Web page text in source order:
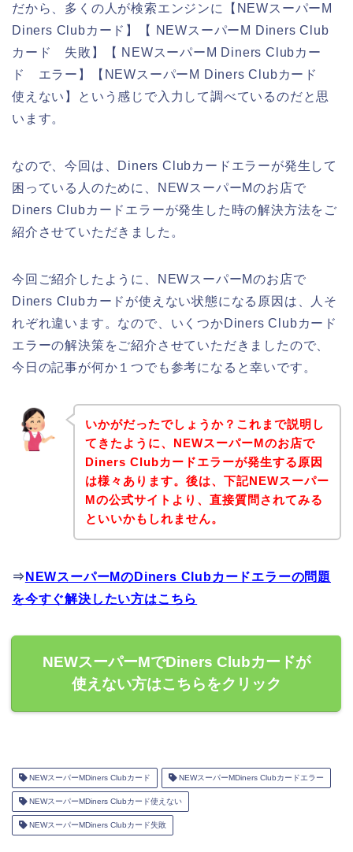
だから、多くの人が検索エンジンに【NEWスーパーM
Diners Clubカード】【 NEWスーパーM Diners Club
カード 失敗】【 NEWスーパーM Diners Clubカー
ド エラー】【NEWスーパーM Diners Clubカード
使えない】という感じで入力して調べているのだと思
います。
なので、今回は、Diners Clubカードエラーが発生して
困っている人のために、NEWスーパーMのお店で
Diners Clubカードエラーが発生した時の解決方法をご
紹介させていただきました。
今回ご紹介したように、NEWスーパーMのお店で
Diners Clubカードが使えない状態になる原因は、人そ
れぞれ違います。なので、いくつかDiners Clubカード
エラーの解決策をご紹介させていただきましたので、
今日の記事が何か１つでも参考になると幸いです。
いかがだったでしょうか？これまで説明し
てきたように、NEWスーパーMのお店で
Diners Clubカードエラーが発生する原因
は様々あります。後は、下記NEWスーパー
Mの公式サイトより、直接質問されてみる
といいかもしれません。
⇒ NEWスーパーMのDiners Clubカードエラーの問題
を今すぐ解決したい方はこちら
NEWスーパーMでDiners Clubカードが
使えない方はこちらをクリック
NEWスーパーMDiners Clubカード NEWスーパーMDiners Clubカードエラー
NEWスーパーMDiners Clubカード使えない
NEWスーパーMDiners Clubカード失敗